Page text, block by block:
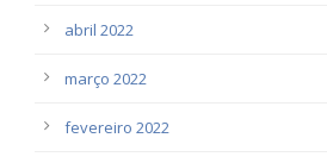
abril 2022
março 2022
fevereiro 2022